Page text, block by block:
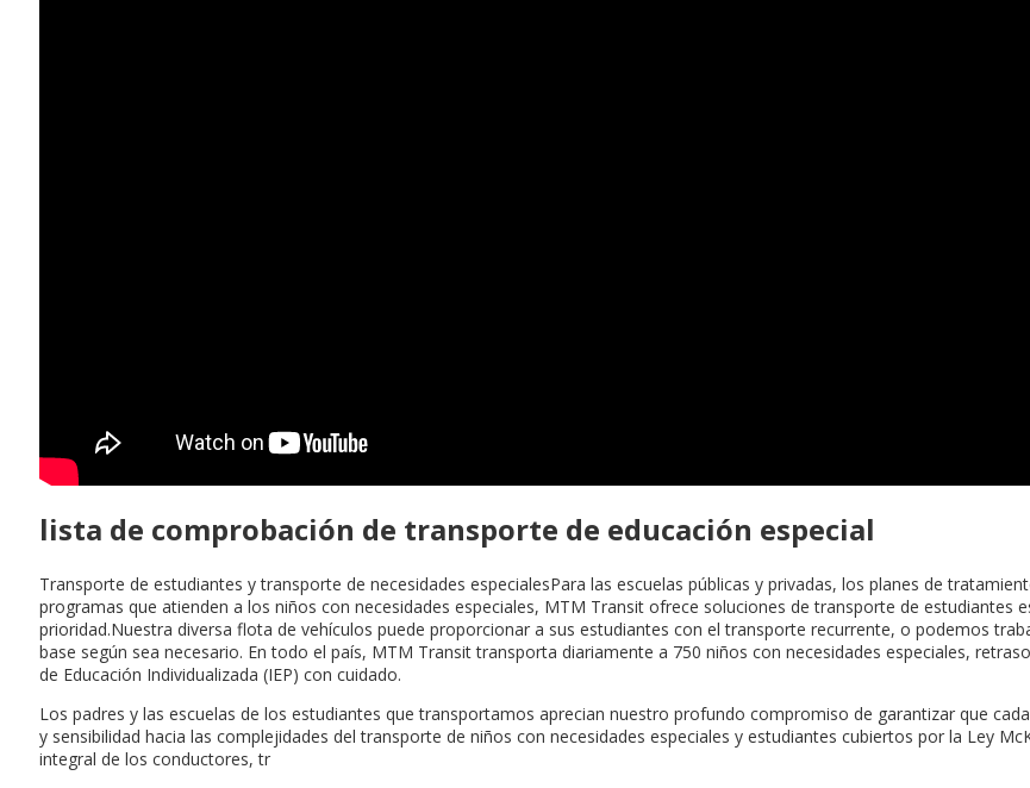
lista de comprobación de transporte de educación especial
Transporte de estudiantes y transporte de necesidades especialesPara las escuelas públicas y privadas, los planes de
programas que atienden a los niños con necesidades especiales, MTM Transit ofrece soluciones de transporte de estudiantes
prioridad.Nuestra diversa flota de vehículos puede proporcionar a sus estudiantes con el transporte recurrente, o podemos
base según sea necesario. En todo el país, MTM Transit transporta diariamente a 750 niños con necesidades especiales,
de Educación Individualizada (IEP) con cuidado.
Los padres y las escuelas de los estudiantes que transportamos aprecian nuestro profundo compromiso de garantizar que
y sensibilidad hacia las complejidades del transporte de niños con necesidades especiales y estudiantes cubiertos por la Ley
integral de los conductores, tr